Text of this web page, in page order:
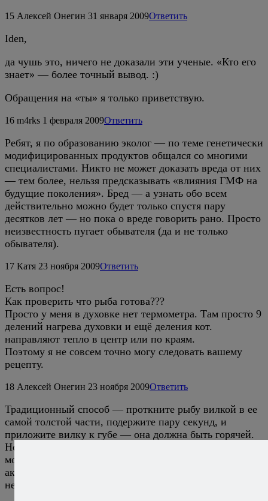
15 Алексей Онегин 31 января 2009Ответить
Iden,
да чушь это, ничего не доказали эти ученые. «Кто его
знает» — более точный вывод. :)
Обращения на «ты» я только приветствую.
16 m4rks 1 февраля 2009Ответить
Ребят, я по образованию эколог — по теме генетически
модифицированных продуктов общался со многими
специалистами. Никто не может доказать вреда от них
— тем более, нельзя предсказывать «влияния ГМФ на
будущие поколения». Бред — а узнать обо всем
действительно можно будет только спустя пару
десятков лет — но пока о вреде говорить рано. Просто
неизвестность пугает обывателя (да и не только
обывателя).
17 Катя 23 ноября 2009Ответить
Есть вопрос!
Как проверить что рыба готова???
Просто у меня в духовке нет термометра. Там просто 9
делений нагрева духовки и ещё деления кот.
направляют тепло в центр или по краям.
Поэтому я не совсем точно могу следовать вашему
рецепту.
18 Алексей Онегин 23 ноября 2009Ответить
Традиционный способ — проткните рыбу вилкой в ее
самой толстой части, подержите пару секунд, и
приложите вилку к губе — она должна быть горячей.
Но это если у вас целая рыба, если же это филе, то
можно и визуально определить, наконец, возможности
аккуратно разрезать и проверить цвет мяса тоже никто
не отменяет.